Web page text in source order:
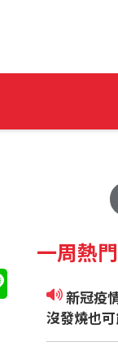
一周熱
新冠疫情持續飆升 常見八大症狀
沒發燒也